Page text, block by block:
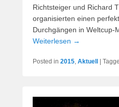
Richtsteiger und Richard
organisierten einen
Durchgängen in Weltcup-
Weiterlesen →
Posted in 2015, Aktuell